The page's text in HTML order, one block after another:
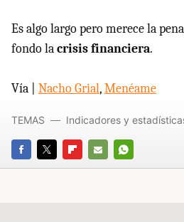
Es algo largo pero merece la
fondo lacrisis financiera.
Vía | Nacho Grial,Menéame
FACEBOOK
TWITTERFLIPBOARD
E-
WHATSAPP
TEMAS Indicadores y